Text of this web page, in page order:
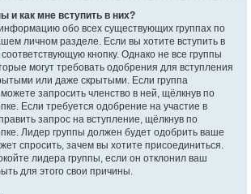
и как мне вступить в них?
обо всех существующих группах по
личном разделе. Если вы хотите вступить в
кнопку. Однако не все группы
могут требовать одобрения для вступления
или даже скрытыми. Если группа
запросить членство в ней, щёлкнув по
Если требуется одобрение на участие в
запрос на вступление, щёлкнув по
Лидер группы должен будет одобрить ваше
спросить, зачем вы хотите присоединиться.
лидера группы, если он отклонил ваш
для этого свои причины.